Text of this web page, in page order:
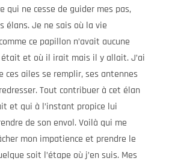
qui ne cesse de guider mes pas,
élans. Je ne sais où la vie
ce papillon n’avait aucune
et où il irait mais il y allait. J’ai
ces ailes se remplir, ses antennes
Tout contribuer à cet élan
et qui à l’instant propice lui
de son envol. Voilà qui me
mon impatience et prendre le
soit l’étape où j’en suis. Mes